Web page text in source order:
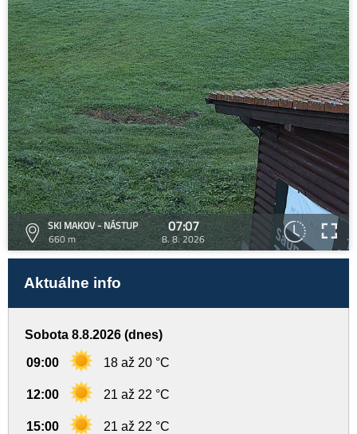
SKI MAKOV - NÁSTUP
660 m
07:07
8. 8. 2026
Aktuálne info
Sobota 8.8.2026 (dnes)
09:00 18 až 20 °C
12:00 21 až 22 °C
15:00 21 až 22 °C